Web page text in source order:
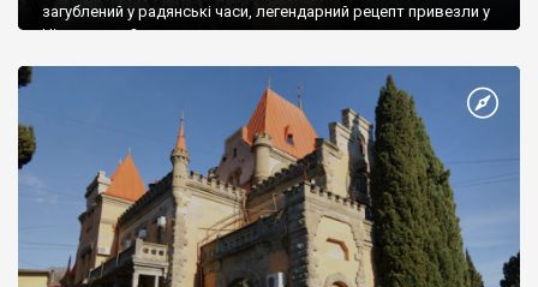
загублений у радянські часи, легендарний рецепт привезли у
Ніжин греки?